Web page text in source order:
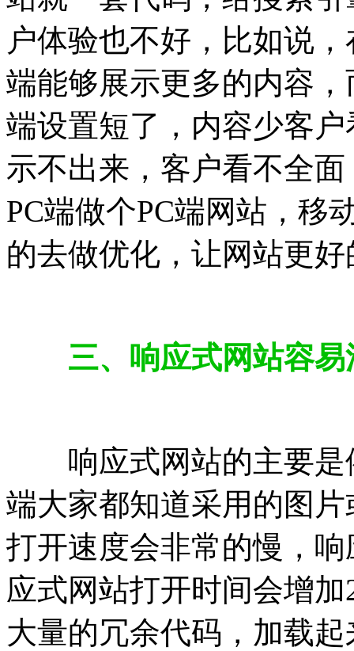
户体验也不好，比如说
端能够展示更多的内容
端设置短了，内容少客
示不出来，客户看不全
PC端做个PC端网站，移
的去做优化，让网站更
三、响应式网站容
响应式网站的主要是
端大家都知道采用的图
打开速度会非常的慢，
应式网站打开时间会增
大量的冗余代码，加载